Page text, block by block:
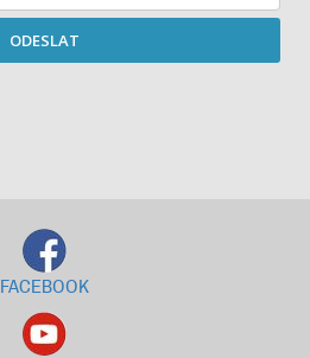
ODESLAT
FACEBOOK